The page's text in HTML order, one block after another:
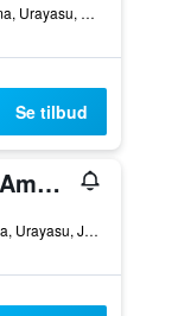
29-1, Maihama, Urayasu, Japan
Se tilbud
Disney Ambassador Hotel
2-11 Maihama, Urayasu, Japan